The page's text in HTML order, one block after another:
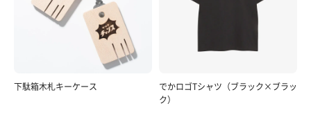
下駄箱木札キーケース
でかロゴTシャツ（ブラック×ブラッ
ク）